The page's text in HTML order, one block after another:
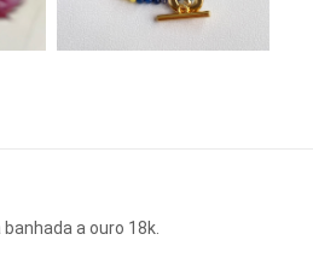
a ouro 18k.